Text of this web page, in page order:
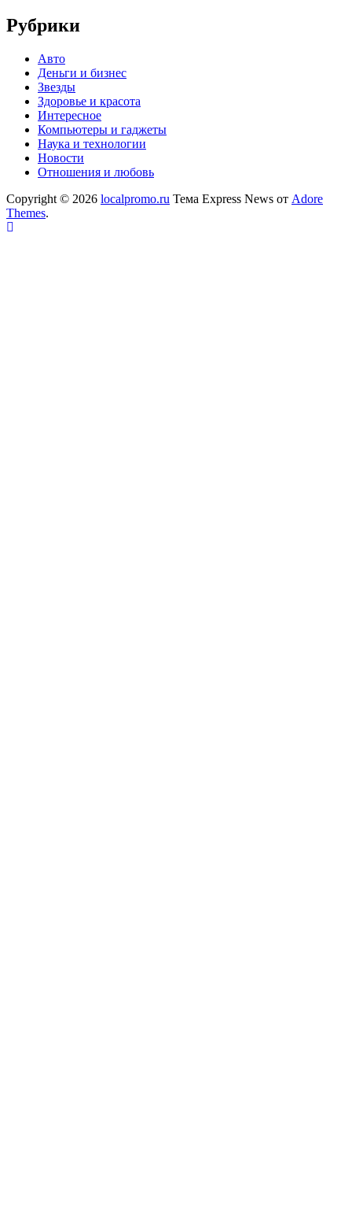
Рубрики
Авто
Деньги и бизнес
Звезды
Здоровье и красота
Интересное
Компьютеры и гаджеты
Наука и технологии
Новости
Отношения и любовь
Copyright © 2026 localpromo.ru Тема Express News от Adore
Themes.